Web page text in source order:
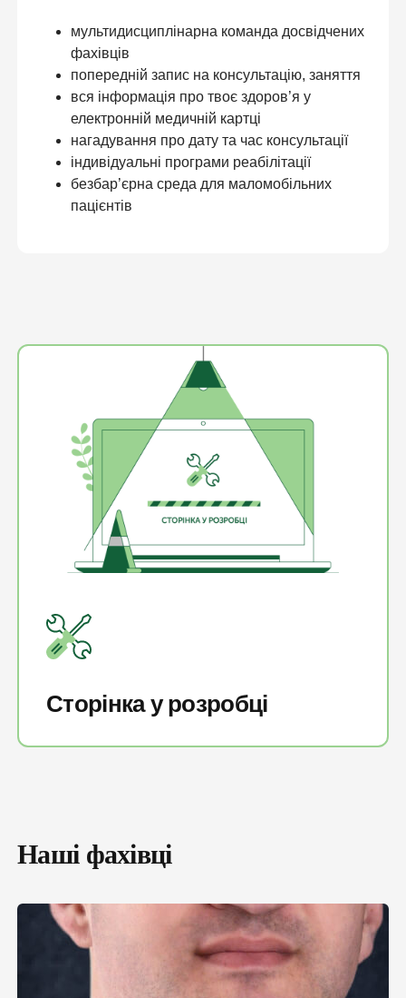
мультидисциплінарна команда досвідчених
фахівців
попередній запис на консультацію, заняття
вся інформація про твоє здоров’я у
електронній медичній картці
нагадування про дату та час консультації
індивідуальні програми реабілітації
безбар’єрна среда для маломобільних
пацієнтів
Сторінка у розробці
Наші фахівці